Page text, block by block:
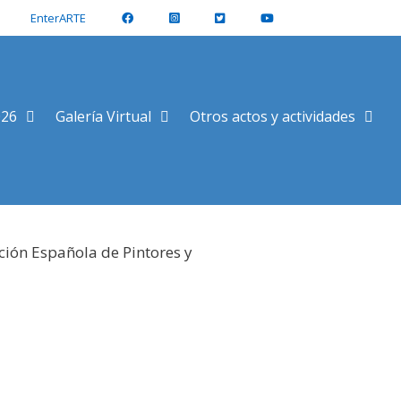
EnterARTE
Galería Virtual Otros actos y actividades
Española de Pintores y